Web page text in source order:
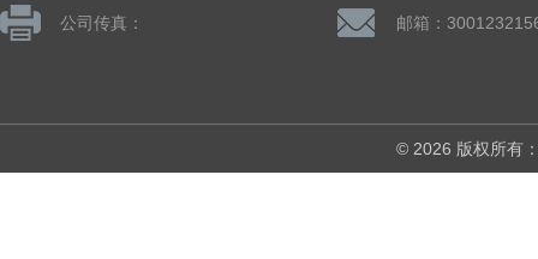
公司传真： 邮箱：
© 2026 版权所有